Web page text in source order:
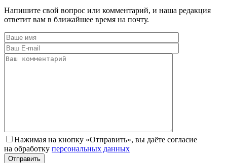
Напишите свой вопрос или комментарий, и наша редакция
ответит вам в ближайшее время на почту.
Нажимая на кнопку «Отправить», вы даёте согласие
на обработку персональных данных